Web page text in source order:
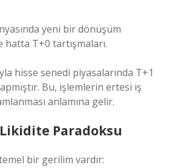
yeni bir dönüşüm
hatta T+0 tartışmaları.
hisse senedi piyasalarında T+1
Bu, işlemlerin ertesi iş
anlamına gelir.
Likidite Paradoksu
bir gerilim vardır: